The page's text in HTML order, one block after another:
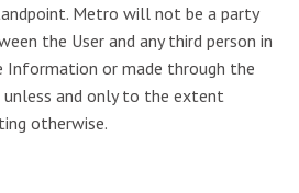
Metro will not be a party
the User and any third person in
Information or made through the
unless and only to the extent
otherwise.